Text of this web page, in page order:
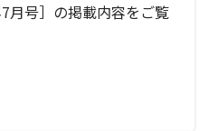
号］の掲載内容をご覧